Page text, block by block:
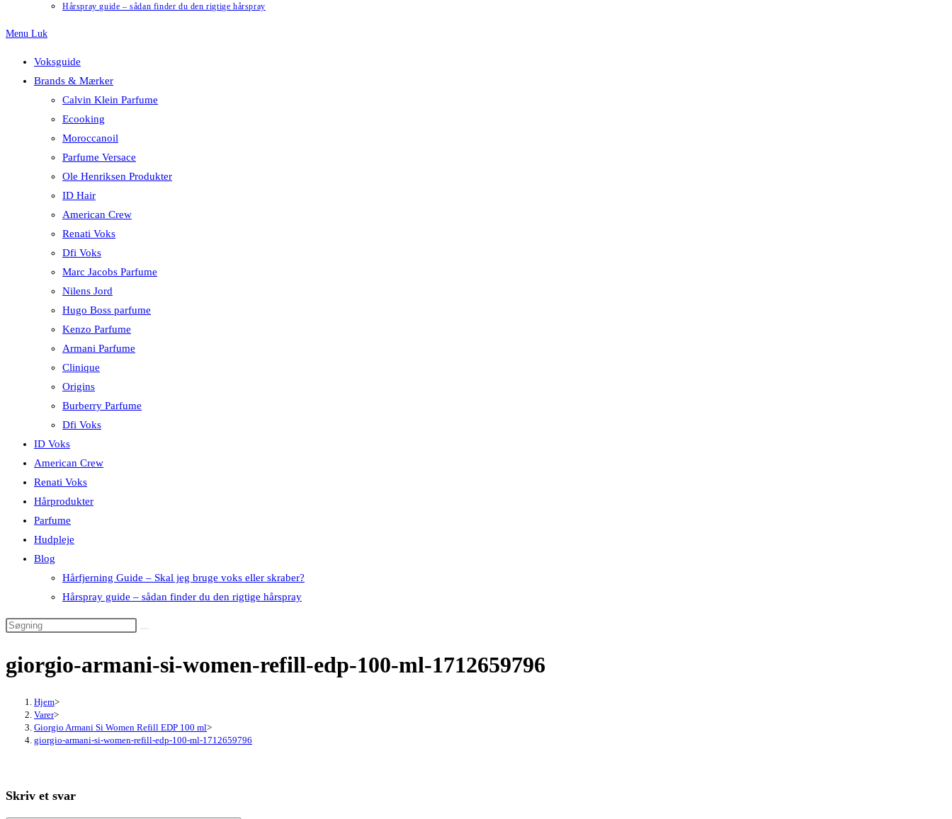
Hårspray guide – sådan finder du den rigtige hårspray
Menu Luk
Voksguide
Brands & Mærker
Calvin Klein Parfume
Ecooking
Moroccanoil
Parfume Versace
Ole Henriksen Produkter
ID Hair
American Crew
Renati Voks
Dfi Voks
Marc Jacobs Parfume
Nilens Jord
Hugo Boss parfume
Kenzo Parfume
Armani Parfume
Clinique
Origins
Burberry Parfume
Dfi Voks
ID Voks
American Crew
Renati Voks
Hårprodukter
Parfume
Hudpleje
Blog
Hårfjerning Guide – Skal jeg bruge voks eller skraber?
Hårspray guide – sådan finder du den rigtige hårspray
giorgio-armani-si-women-refill-edp-100-ml-1712659796
Hjem>
Varer>
Giorgio Armani Si Women Refill EDP 100 ml>
giorgio-armani-si-women-refill-edp-100-ml-1712659796
Skriv et svar